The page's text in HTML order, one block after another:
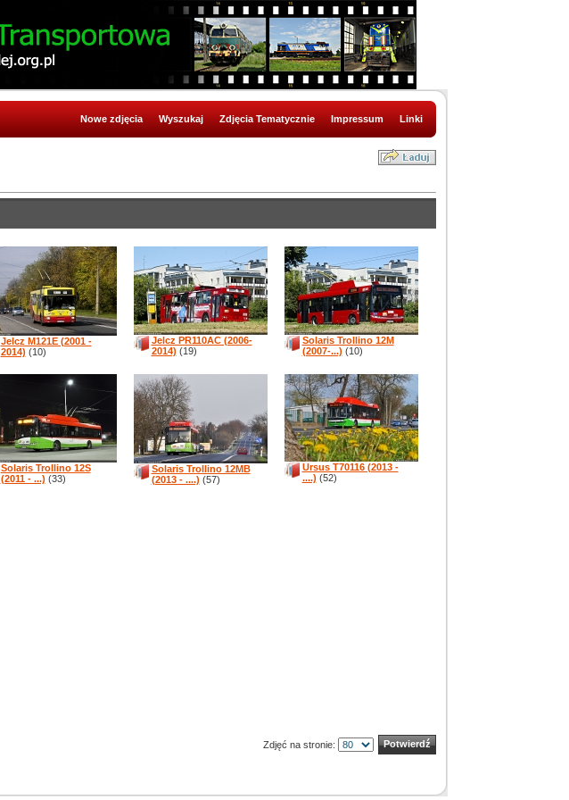
Nowe zdjęcia Wyszukaj Zdjęcia Tematycznie Impressum Linki
Jelcz M121E (2001 -
2014) (10)
Jelcz PR110AC (2006-
2014) (19)
Solaris Trollino 12M
(2007-...) (10)
Solaris Trollino 12S
(2011 - ...) (33)
Solaris Trollino 12MB
(2013 - ....) (57)
Ursus T70116 (2013 -
....) (52)
Zdjęć na stronie: